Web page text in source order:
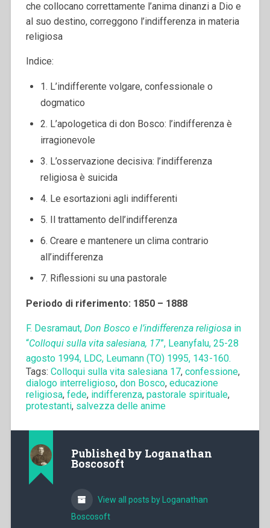
che collocano correttamente l’anima dinanzi a Dio e
al suo destino, correggono l’indifferenza in materia
religiosa
Indice:
1. L’indifferente volgare, confessionale o
dogmatico
2. L’apologetica di don Bosco: l’indifferenza è
irragionevole
3. L’osservazione decisiva: l’indifferenza
religiosa è suicida
4. Le esortazioni agli indifferenti
5. Il trattamento dell’indifferenza
6. Creare e mantenere un clima contrario
all’indifferenza
7. Riflessioni su una pastorale
Periodo di riferimento: 1850 – 1888
F. Desramaut, Don Bosco e l’indifferenza religiosain
“Colloqui sulla vita salesiana, 17”, Leanyfalu, 25-28
agosto 1994, LDC, Leumann (TO) 1995, 143-160.
Tags: Colloqui sulla vita salesiana 17, confessione,
dialogo interreligioso, don Bosco, educazione
religiosa, fede, indifferenza, pastorale spirituale,
protestanti, salvezza delle anime
Published by Loganathan
Boscosoft
View all posts by Loganathan
Boscosoft